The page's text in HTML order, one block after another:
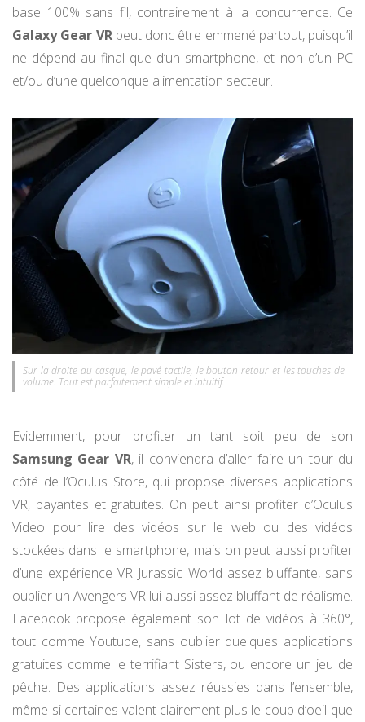
base 100% sans fil, contrairement à la concurrence. Ce
Galaxy Gear VRpeut donc être emmené partout, puisqu’il
ne dépend au final que d’un smartphone, et non d’un PC
et/ou d’une quelconque alimentation secteur.
Sur la droite du casque, le pavé tactile, le bouton retour et les touches de
volume. Tout est parfaitement simple et intuitif.
Evidemment, pour profiter un tant soit peu de son
Samsung Gear VR, il conviendra d’aller faire un tour du
côté de l’Oculus Store, qui propose diverses applications
VR, payantes et gratuites. On peut ainsi profiter d’Oculus
Video pour lire des vidéos sur le web ou des vidéos
stockées dans le smartphone, mais on peut aussi profiter
d’une expérience VR Jurassic World assez bluffante, sans
oublier un Avengers VR lui aussi assez bluffant de réalisme.
Facebook propose également son lot de vidéos à 360°,
tout comme Youtube, sans oublier quelques applications
gratuites comme le terrifiant Sisters, ou encore un jeu de
pêche. Des applications assez réussies dans l’ensemble,
même si certaines valent clairement plus le coup d’oeil que